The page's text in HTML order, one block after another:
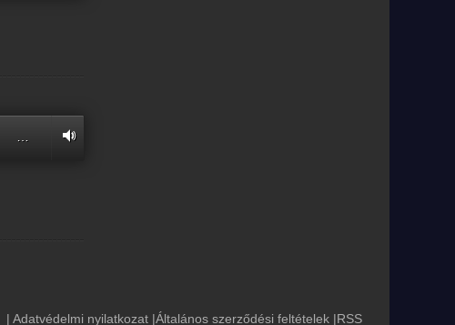
| Adatvédelmi nyilatkozat |Általános szerződési feltételek |RSS